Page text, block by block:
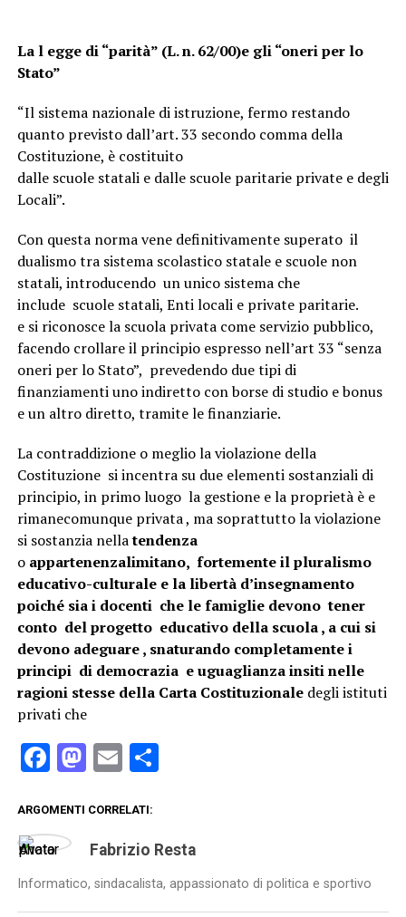
La l egge di “parità” (L. n. 62/00)e gli “oneri per lo
Stato”
“Il sistema nazionale di istruzione, fermo restando
quanto previsto dall’art. 33 secondo comma della
Costituzione, è costituito
dalle scuole statali e dalle scuole paritarie private e degli
Locali”.
Con questa norma vene definitivamente superato il
dualismo tra sistema scolastico statale e scuole non
statali, introducendo un unico sistema che
include scuole statali, Enti locali e private paritarie.
e si riconosce la scuola privata come servizio pubblico,
facendo crollare il principio espresso nell’art 33 “senza
oneri per lo Stato”, prevedendo due tipi di
finanziamenti uno indiretto con borse di studio e bonus
e un altro diretto, tramite le finanziarie.
La contraddizione o meglio la violazione della
Costituzione si incentra su due elementi sostanziali di
principio, in primo luogo la gestione e la proprietà è e
rimanecomunque privata , ma soprattutto la violazione
si sostanzia nellatendenza
o appartenenzalimitano, fortemente il pluralismo
educativo-culturale e la libertà d’insegnamento
poiché sia i docenti che le famiglie devono tener
conto del progetto educativo della scuola , a cui si
devono adeguare , snaturando completamente i
principi di democrazia e uguaglianza insiti nelle
ragioni stesse della Carta Costituzionaledegli istituti
privati che
Facebook
Mastodon
EmailCondividi
ARGOMENTI CORRELATI:
Fabrizio Resta
Informatico, sindacalista, appassionato di politica e sportivo